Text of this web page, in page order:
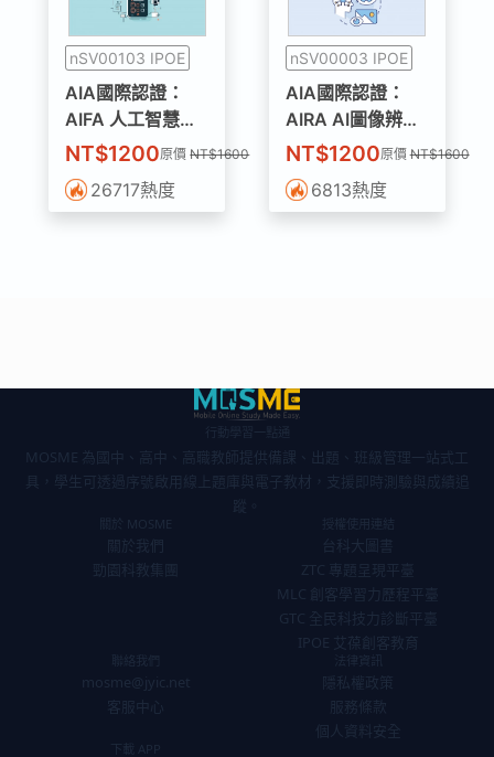
nSV00103 IPOE
AIA國際認證：
AIFA 人工智慧概
論與應用
含學習試題【學習
NT$1200原價 NT$1600
26717熱度
nSV00003 IPOE
AIA國際認證：
AIRA AI圖像辨識
應用(Specialist
【學習+考試+通
NT$1200原價 NT$1600
6813熱度
行動學習一點通
MOSME 為國中、高中、高職教師提供備課、出題、班級管理一站式工
具，學生可透過序號啟用線上題庫與電子教材，支援即時測驗與成績追
蹤。
關於 MOSME
關於我們
勁園科教集團
授權使用連結
台科大圖書
ZTC 專題呈現平臺
MLC 創客學習力歷程平臺
GTC 全民科技力診斷平臺
IPOE 艾葆創客教育
mosme@jyic.net
客服中心
隱私權政策
服務條款
個人資料安全
下載 APP